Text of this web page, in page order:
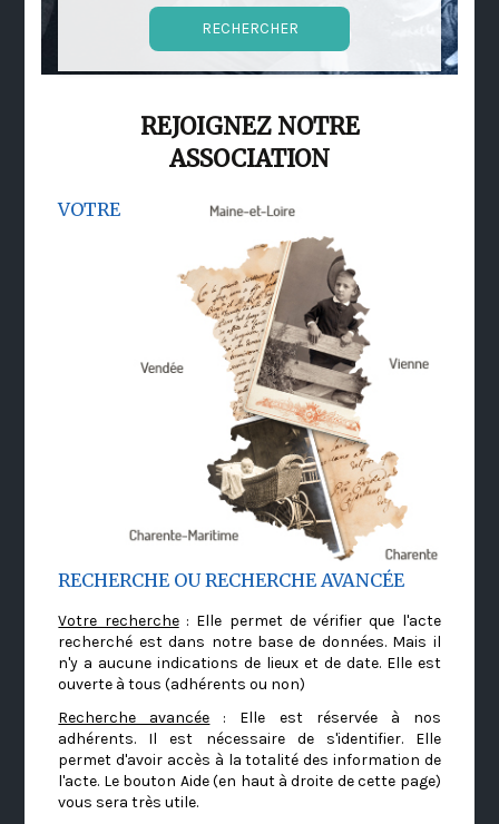
REJOIGNEZ NOTRE
ASSOCIATION
VOTRE
RECHERCHE OU RECHERCHE AVANCÉE
Votre recherche: Elle permet de vérifier que l'acte
recherché est dans notre base de données. Mais il
n'y a aucune indications de lieux et de date. Elle est
ouverte à tous (adhérents ou non)
Recherche avancée : Elle est réservée à nos
adhérents. Il est nécessaire de s'identifier. Elle
permet d'avoir accès à la totalité des information de
l'acte. Le bouton Aide (en haut à droite de cette page)
vous sera très utile.